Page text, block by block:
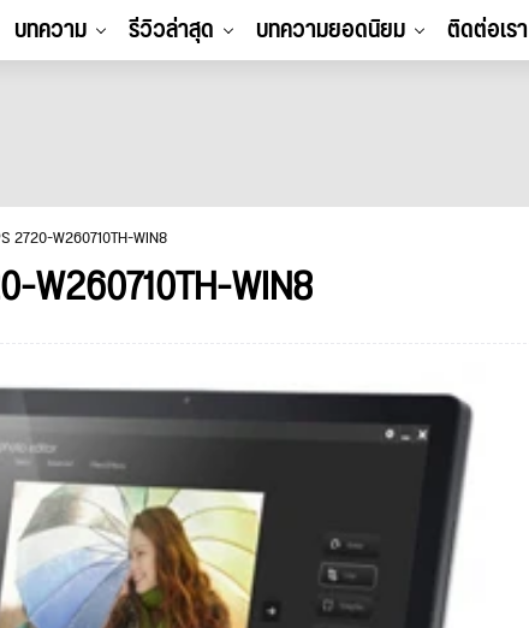
บทความ รีวิวล่าสุด บทความยอดนิยม ติดต่อเรา
2720-W260710TH-WIN8
W260710TH-WIN8